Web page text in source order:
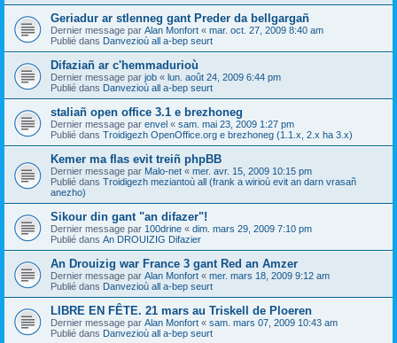
Geriadur ar stlenneg gant Preder da bellgargañ
Dernier message par Alan Monfort « mar. oct. 27, 2009 8:40 am
Publié dans Danvezioù all a-bep seurt
Difaziañ ar c'hemmadurioù
Dernier message par job « lun. août 24, 2009 6:44 pm
Publié dans Danvezioù all a-bep seurt
staliañ open office 3.1 e brezhoneg
Dernier message par envel « sam. mai 23, 2009 1:27 pm
Publié dans Troidigezh OpenOffice.org e brezhoneg (1.1.x, 2.x ha 3.x)
Kemer ma flas evit treiñ phpBB
Dernier message par Malo-net « mer. avr. 15, 2009 10:15 pm
Publié dans Troidigezh meziantoù all (frank a wirioù evit an darn vrasañ
anezho)
Sikour din gant "an difazer"!
Dernier message par 100drine « dim. mars 29, 2009 7:10 pm
Publié dans An DROUIZIG Difazier
An Drouizig war France 3 gant Red an Amzer
Dernier message par Alan Monfort « mer. mars 18, 2009 9:12 am
Publié dans Danvezioù all a-bep seurt
LIBRE EN FÊTE. 21 mars au Triskell de Ploeren
Dernier message par Alan Monfort « sam. mars 07, 2009 10:43 am
Publié dans Danvezioù all a-bep seurt